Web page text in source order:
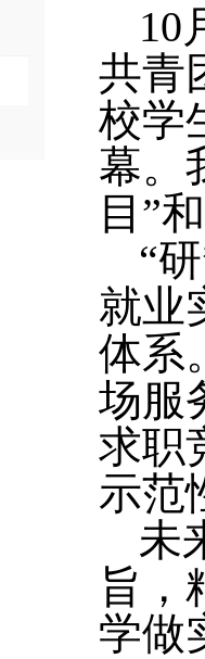
10
共青
校学
幕。
目”
“
就业
体系
场服
求职
示范
未
旨，
学做